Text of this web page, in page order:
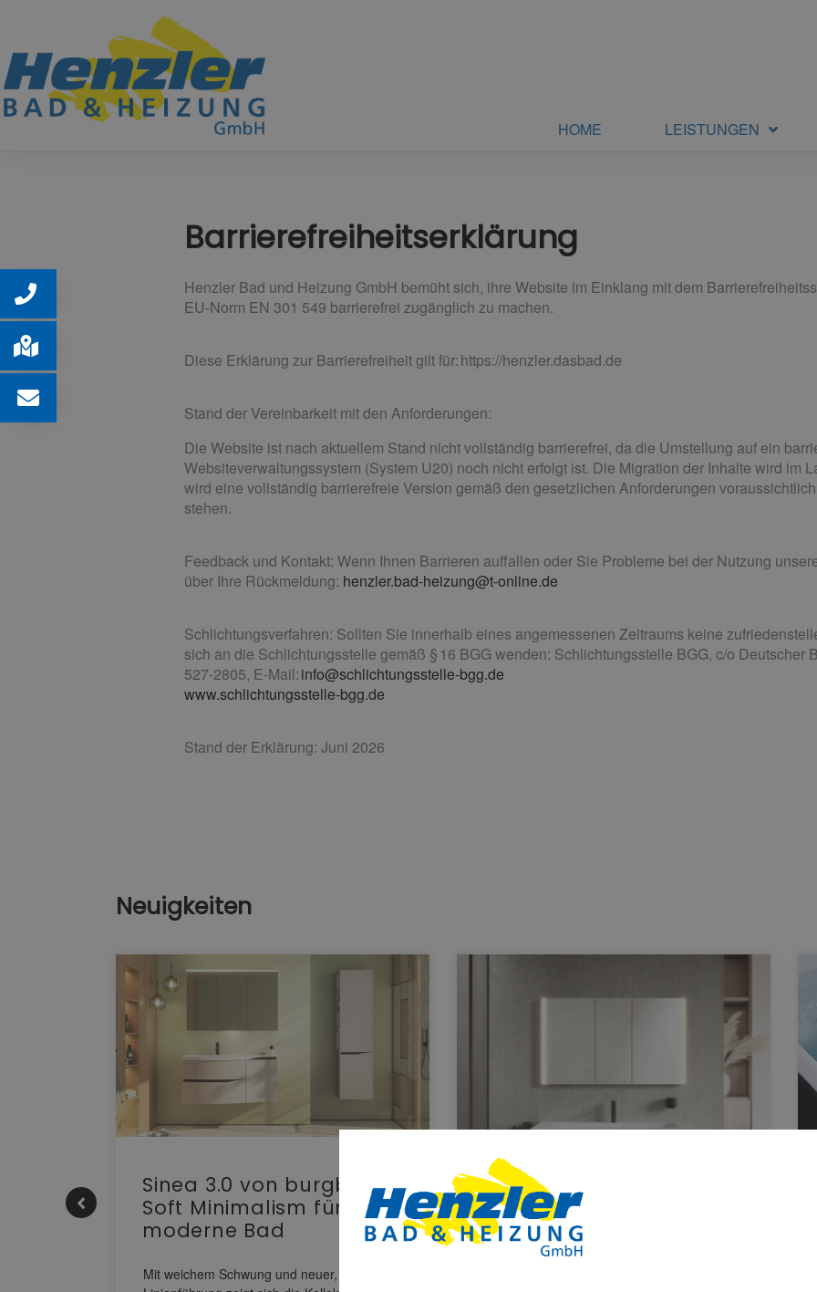
HOME LEISTUNGEN
Barrierefreiheitserklärung
Henzler Bad und Heizung GmbH bemüht sich, ihre Website im Einklang mit dem
EU-Norm EN 301 549 barrierefrei zugänglich zu machen.
Diese Erklärung zur Barrierefreiheit gilt für: https://henzler.dasbad.de
Stand der Vereinbarkeit mit den Anforderungen:
Die Website ist nach aktuellem Stand nicht vollständig barrierefrei, da die Umstellung auf ein
Websiteverwaltungssystem (System U20) noch nicht erfolgt ist. Die Migration der Inhalte wird im
wird eine vollständig barrierefreie Version gemäß den gesetzlichen Anforderungen
stehen.
Feedback und Kontakt: Wenn Ihnen Barrieren auffallen oder Sie Probleme bei der Nutzung
über Ihre Rückmeldung: henzler.bad-heizung@t-online.de
Schlichtungsverfahren: Sollten Sie innerhalb eines angemessenen Zeitraums keine
sich an die Schlichtungsstelle gemäß § 16 BGG wenden: Schlichtungsstelle BGG, c/o Deutscher
527-2805, E-Mail:info@schlichtungsstelle-bgg.de
www.schlichtungsstelle-bgg.de
Stand der Erklärung: Juni 2026
Neuigkeiten
Sinea 3.0 von burgbad:
Soft Minimalism für das
moderne Bad
Mit weichem Schwung und neuer, markanter
KEUCO PHÖNIX –
Spiegelschrank punktet
mit reduziertem Design
und benutzerfreundlicher